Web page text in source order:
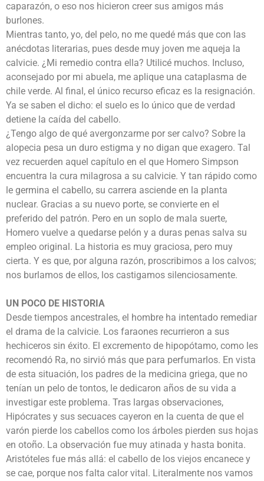
caparazón, o eso nos hicieron creer sus amigos más
burlones.
Mientras tanto, yo, del pelo, no me quedé más que con las
anécdotas literarias, pues desde muy joven me aqueja la
calvicie. ¿Mi remedio contra ella? Utilicé muchos. Incluso,
aconsejado por mi abuela, me aplique una cataplasma de
chile verde. Al final, el único recurso eficaz es la resignación.
Ya se saben el dicho: el suelo es lo único que de verdad
detiene la caída del cabello.
¿Tengo algo de qué avergonzarme por ser calvo? Sobre la
alopecia pesa un duro estigma y no digan que exagero. Tal
vez recuerden aquel capítulo en el que Homero Simpson
encuentra la cura milagrosa a su calvicie. Y tan rápido como
le germina el cabello, su carrera asciende en la planta
nuclear. Gracias a su nuevo porte, se convierte en el
preferido del patrón. Pero en un soplo de mala suerte,
Homero vuelve a quedarse pelón y a duras penas salva su
empleo original. La historia es muy graciosa, pero muy
cierta. Y es que, por alguna razón, proscribimos a los calvos;
nos burlamos de ellos, los castigamos silenciosamente.
UN POCO DE HISTORIA
Desde tiempos ancestrales, el hombre ha intentado remediar
el drama de la calvicie. Los faraones recurrieron a sus
hechiceros sin éxito. El excremento de hipopótamo, como les
recomendó Ra, no sirvió más que para perfumarlos. En vista
de esta situación, los padres de la medicina griega, que no
tenían un pelo de tontos, le dedicaron años de su vida a
investigar este problema. Tras largas observaciones,
Hipócrates y sus secuaces cayeron en la cuenta de que el
varón pierde los cabellos como los árboles pierden sus hojas
en otoño. La observación fue muy atinada y hasta bonita.
Aristóteles fue más allá: el cabello de los viejos encanece y
se cae, porque nos falta calor vital. Literalmente nos vamos